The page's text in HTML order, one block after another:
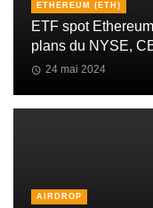
ETHEREUM (ETH)
ETF spot
plans du NYSE,
24 mai 2024
AIRDROP